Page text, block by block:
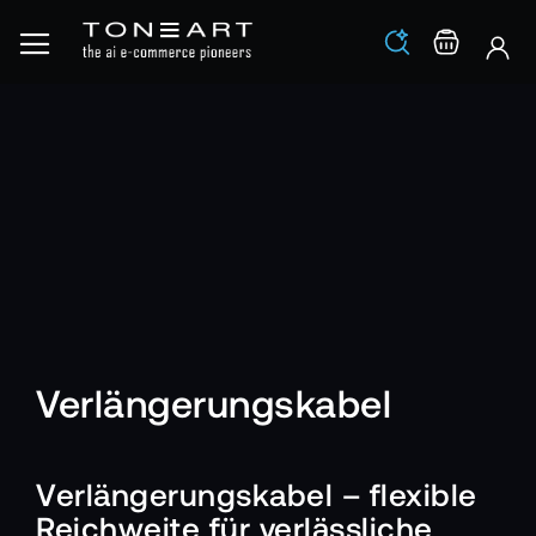
Los
Verlängerungskabel
Verlängerungskabel – flexible
Reichweite für verlässliche